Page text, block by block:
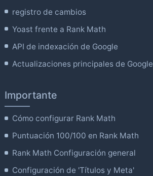
registro de cambios
Yoast frente a Rank Math
API de indexación de Google
Actualizaciones principales de Google
Importante
Cómo configurar Rank Math
Puntuación 100/100 en Rank Math
Rank Math Configuración general
Configuración de 'Títulos y Meta'